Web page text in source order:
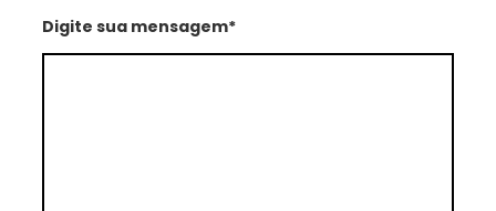
Digite sua mensagem*